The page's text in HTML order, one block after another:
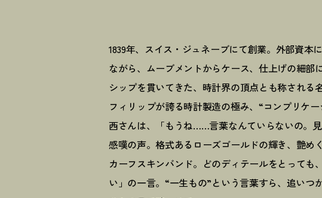
1839年、スイス・ジュネーブにて創業。外部資本
ながら、ムーブメントからケース、仕上げの細部
シップを貫いてきた、時計界の頂点とも称される
フィリップが誇る時計製造の極み、“コンプリケ
西さんは、「もうね……言葉なんていらないの。見
感嘆の声。格式あるローズゴールドの輝き、艶め
カーフスキンバンド。どのディテールをとっても
い」の一言。“一生もの”という言葉すら、追い